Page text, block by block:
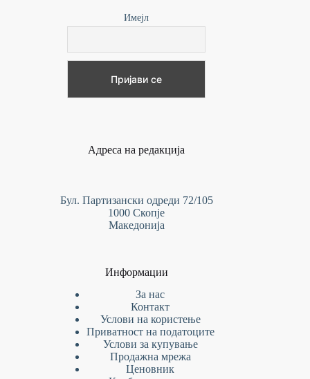
Имејл
Адреса на редакција
Бул. Партизански одреди 72/105
1000 Скопје
Македонија
Информации
За нас
Контакт
Услови на користење
Приватност на податоците
Услови за купување
Продажна мрежа
Ценовник